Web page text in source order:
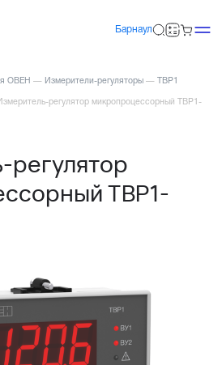
Барнаул
ОВЕН — Измерители-регуляторы — ТВР1
регулятор микропроцессорный ТВР1-
регулятор
ТВР1-